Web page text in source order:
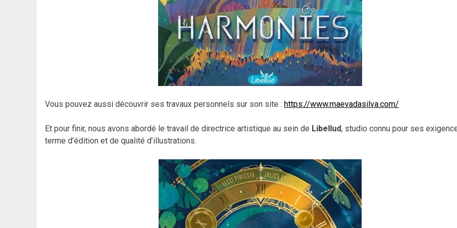
Vous pouvez aussi découvrir ses travaux personnels sur son site : https://www.maevadasilva.com/
Et pour finir, nous avons abordé le travail de directrice artistique au sein de Libellud, studio connu pour ses
terme d’édition et de qualité d’illustrations.